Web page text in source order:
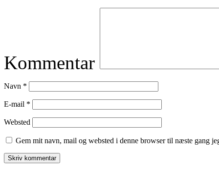
Kommentar
Navn *
E-mail *
Websted
Gem mit navn, mail og websted i denne browser til næste gang